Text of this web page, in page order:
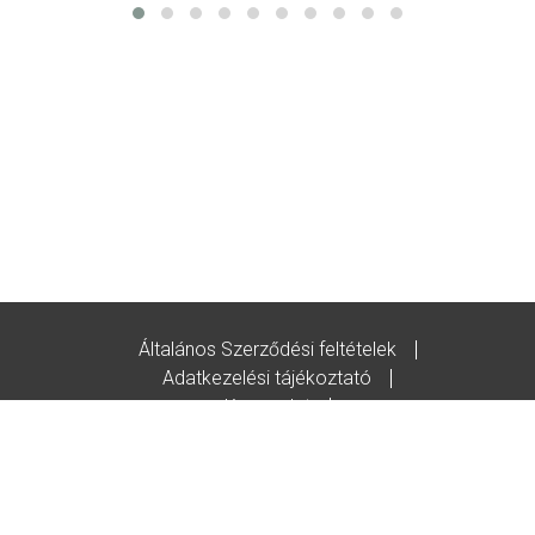
Általános Szerződési feltételek
Adatkezelési tájékoztató
Kapcsolat